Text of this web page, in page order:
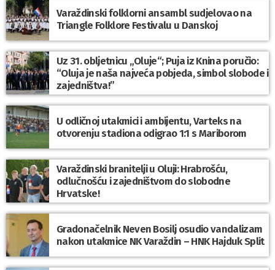
Varaždinski folklorni ansambl sudjelovao na
Triangle Folklore Festivalu u Danskoj
Uz 31. obljetnicu „Oluje“; Puja iz Knina poručio:
“Oluja je naša najveća pobjeda, simbol slobode i
zajedništva!”
U odličnoj utakmici i ambijentu, Varteks na
otvorenju stadiona odigrao 1:1 s Mariborom
Varaždinski branitelji u Oluji: Hrabrošću,
odlučnošću i zajedništvom do slobodne
Hrvatske!
Gradonačelnik Neven Bosilj osudio vandalizam
nakon utakmice NK Varaždin – HNK Hajduk Split